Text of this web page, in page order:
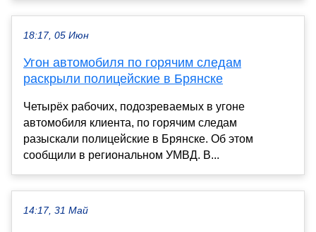
18:17, 05 Июн
Угон автомобиля по горячим следам
раскрыли полицейские в Брянске
Четырёх рабочих, подозреваемых в угоне
автомобиля клиента, по горячим следам
разыскали полицейские в Брянске. Об этом
сообщили в региональном УМВД. В...
14:17, 31 Май